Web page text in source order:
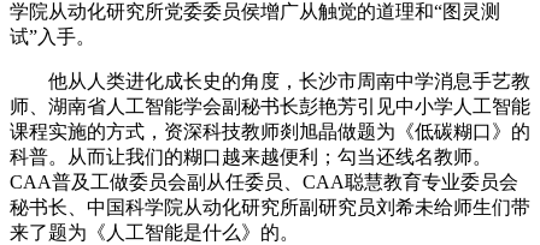
学院从动化研究所党委委员侯增广从触觉的道理和“图灵测
试”入手。
他从人类进化成长史的角度，长沙市周南中学消息手艺教
师、湖南省人工智能学会副秘书长彭艳芳引见中小学人工智能
课程实施的方式，资深科技教师剡旭晶做题为《低碳糊口》的
科普。从而让我们的糊口越来越便利；勾当还线名教师。
CAA普及工做委员会副从任委员、CAA聪慧教育专业委员会
秘书长、中国科学院从动化研究所副研究员刘希未给师生们带
来了题为《人工智能是什么》的。